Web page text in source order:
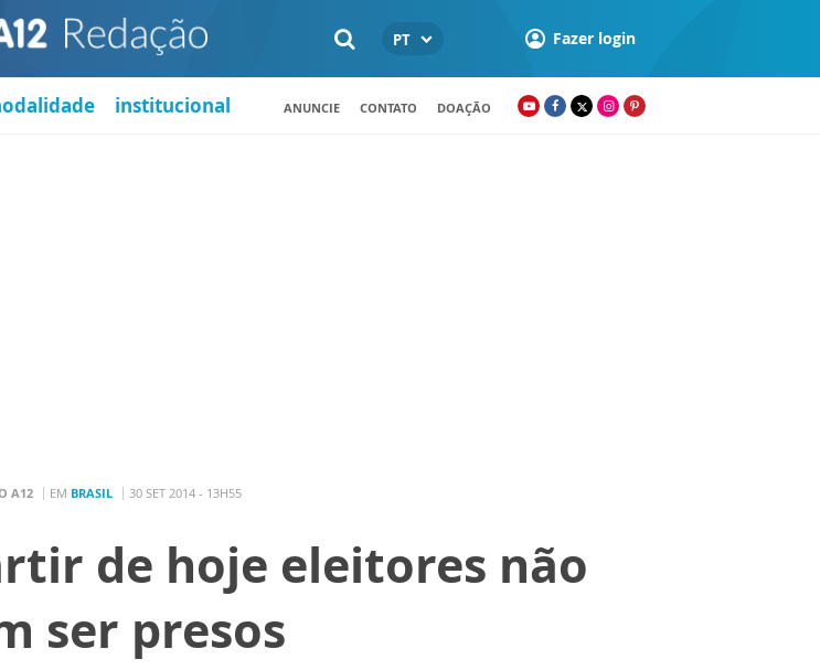
PT Fazer login
institucional ANUNCIE CONTATO DOAÇÃO
A12 EM BRASIL 30 SET 2014 - 13H55
de hoje eleitores não
ser presos